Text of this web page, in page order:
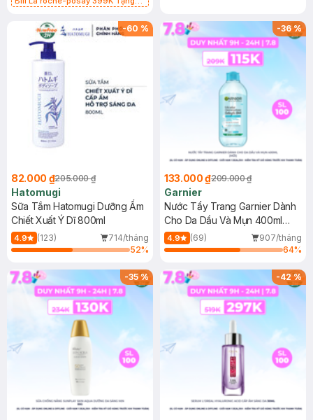
(SL có hạn)
-60 %
82.000 ₫205.000 ₫
Hatomugi
Sữa Tắm Hatomugi Dưỡng Ẩm
Chiết Xuất Ý Dĩ 800ml
4.9 (123)
714/tháng
52%
-36%
133.000 ₫209.000 ₫
Garnier
Nước Tẩy Trang Garnier Dành
Cho Da Dầu Và Mụn 400ml
(Mới)
4.9 (69)
907/tháng
64%
-35% -42%